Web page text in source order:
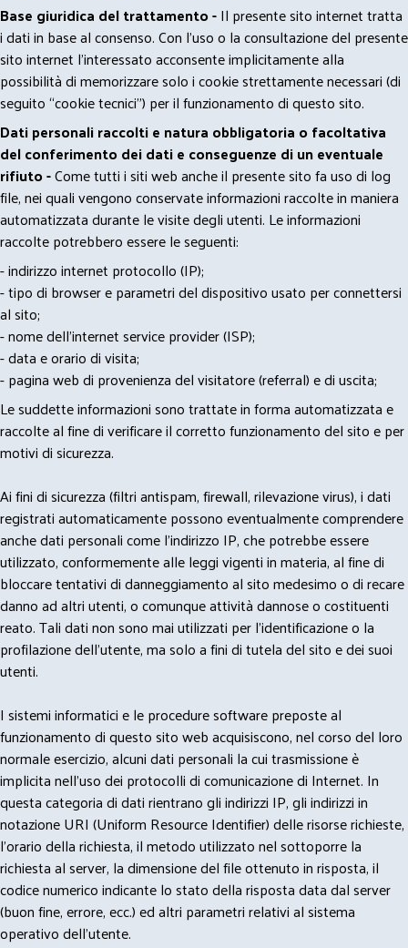
Base giuridica del trattamento -Il presente sito internet tratta
i dati in base al consenso. Con l'uso o la consultazione del presente
sito internet l’interessato acconsente implicitamente alla
possibilità di memorizzare solo i cookie strettamente necessari (di
seguito “cookie tecnici”) per il funzionamento di questo sito.
Dati personali raccolti e natura obbligatoria o facoltativa
del conferimento dei dati e conseguenze di un eventuale
rifiuto -Come tutti i siti web anche il presente sito fa uso di log
file, nei quali vengono conservate informazioni raccolte in maniera
automatizzata durante le visite degli utenti. Le informazioni
raccolte potrebbero essere le seguenti:
- indirizzo internet protocollo (IP);
- tipo di browser e parametri del dispositivo usato per connettersi
al sito;
- nome dell'internet service provider (ISP);
- data e orario di visita;
- pagina web di provenienza del visitatore (referral) e di uscita;
Le suddette informazioni sono trattate in forma automatizzata e
raccolte al fine di verificare il corretto funzionamento del sito e per
motivi di sicurezza.
Ai fini di sicurezza (filtri antispam, firewall, rilevazione virus), i dati
registrati automaticamente possono eventualmente comprendere
anche dati personali come l'indirizzo IP, che potrebbe essere
utilizzato, conformemente alle leggi vigenti in materia, al fine di
bloccare tentativi di danneggiamento al sito medesimo o di recare
danno ad altri utenti, o comunque attività dannose o costituenti
reato. Tali dati non sono mai utilizzati per l'identificazione o la
profilazione dell'utente, ma solo a fini di tutela del sito e dei suoi
utenti.
I sistemi informatici e le procedure software preposte al
funzionamento di questo sito web acquisiscono, nel corso del loro
normale esercizio, alcuni dati personali la cui trasmissione è
implicita nell'uso dei protocolli di comunicazione di Internet. In
questa categoria di dati rientrano gli indirizzi IP, gli indirizzi in
notazione URI (Uniform Resource Identifier) delle risorse richieste,
l'orario della richiesta, il metodo utilizzato nel sottoporre la
richiesta al server, la dimensione del file ottenuto in risposta, il
codice numerico indicante lo stato della risposta data dal server
(buon fine, errore, ecc.) ed altri parametri relativi al sistema
operativo dell'utente.